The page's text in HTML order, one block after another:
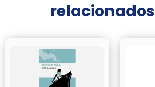
relacionados